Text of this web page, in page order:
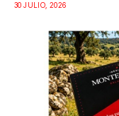
30 JULIO, 2026